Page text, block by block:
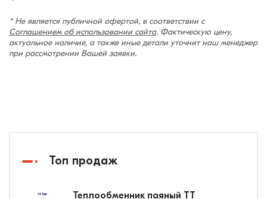
* Не является публичной офертой, в соответствии с
Соглашением об использовании сайта. Фактическую цену,
актуальное наличие, а также иные детали уточнит наш менеджер
при рассмотрении Вашей заявки.
Топ продаж
Теплообменник паяный ТТ